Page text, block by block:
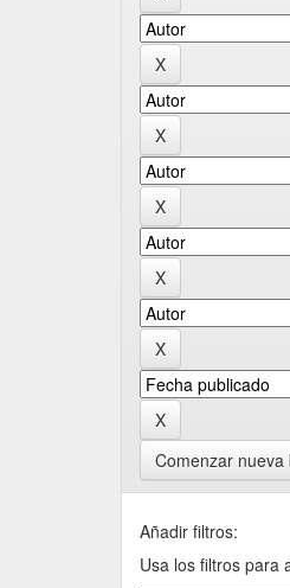
Comenzar nueva
Añadir filtros:
Usa los filtros para